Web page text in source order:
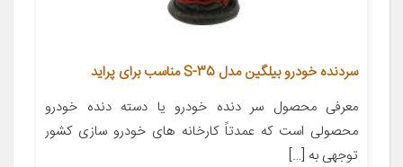
سردنده خودرو بیلگین مدل S-35 مناسب برای پراید
معرفی محصول سر دنده خودرو یا دسته دنده خودرو
محصولی است که عمدتاً کارخانه های خودرو سازی کشور
توجهی به […]